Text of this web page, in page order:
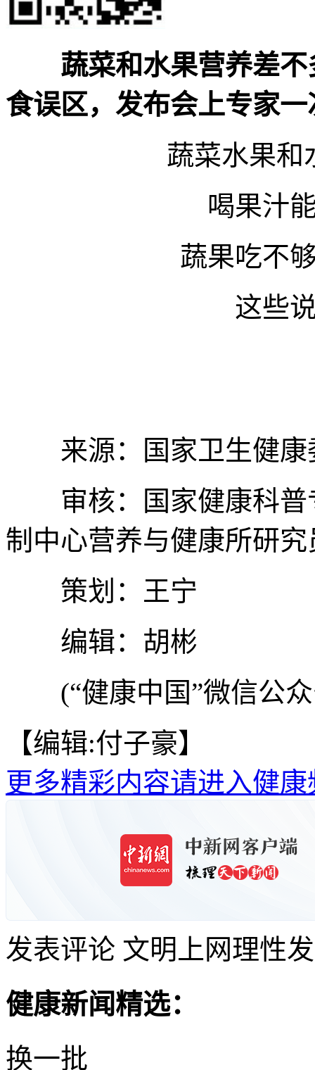
蔬菜和水果营养差
食误区，发布会上专家
蔬菜水果和
喝果汁
蔬果吃不
这些
来源：国家卫生健康
审核：国家健康科普
制中心营养与健康所研
策划：王宁
编辑：胡彬
(“健康中国”微信公
【编辑:付子豪】
更多精彩内容请进入健康
发表评论 文明上网理性
健康新闻精选：
换一批